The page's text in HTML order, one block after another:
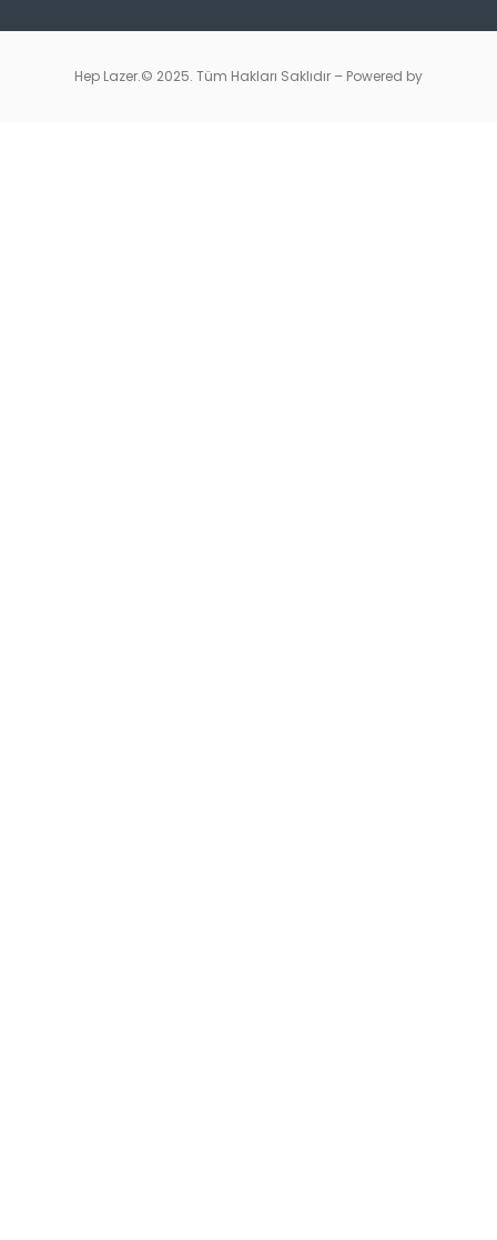
Hep Lazer.© 2025. Tüm Hakları Saklıdır – Powered by